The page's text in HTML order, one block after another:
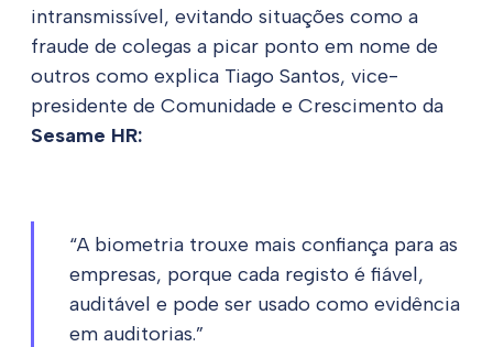
intransmissível, evitando situações como a
fraude de colegas a picar ponto em nome de
outros como explica Tiago Santos, vice-
presidente de Comunidade e Crescimento da
Sesame HR:
“A biometria trouxe mais confiança para as
empresas, porque cada registo é fiável,
auditável e pode ser usado como evidência
em auditorias.”